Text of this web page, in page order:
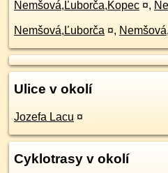
Nemšová,Ľuborča,Kopec ¤,
Nemšová,Ľuborča ¤,
Ulice v okolí
Jozefa Lacu ¤
Cyklotrasy v okolí